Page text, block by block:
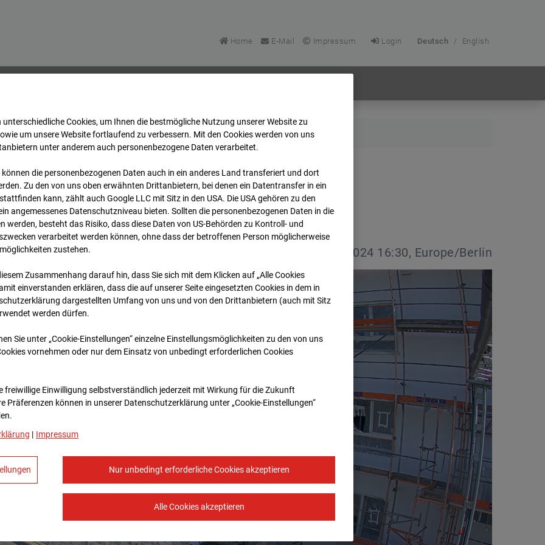
Home E-Mail Impressum Login Deutsch / English
Heddesheim Archiv 2024 08 15 16:30
Heddesheim
15.08.2024 16:30, Europe/Berlin
unterschiedliche Cookies, um Ihnen die best­mögliche Nutzung unserer Website zu
um unsere Website fortlaufend zu verbessern. Mit den Cookies werden von uns
unter anderem auch personenbezogene Daten verarbeitet.
können die personenbezogenen Daten auch in ein anderes Land transferiert und dort
Zu den von uns oben erwähnten Drittanbietern, bei denen ein Datentransfer in ein
kann, zählt auch Google LLC mit Sitz in den USA. Die USA gehören zu den
angemessenes Datenschutzniveau bieten. Sollten die personenbezogenen Daten in die
werden, besteht das Risiko, dass diese Daten von US-Behörden zu Kontroll- und
verarbeitet werden können, ohne dass der betroffenen Person möglicherweise
zustehen.
Zusammenhang darauf hin, dass Sie sich mit dem Klicken auf „Alle Cookies
ein­ver­standen erklären, dass die auf unserer Seite eingesetzten Cookies in dem in
dargestellten Umfang von uns und von den Drittanbietern (auch mit Sitz
werden dürfen.
Sie unter „Cookie-Einstellungen“ einzelne Einstellungsmöglichkeiten zu den von uns
vornehmen oder nur dem Einsatz von unbedingt erforderlichen Cookies
freiwillige Einwilligung selbstverständlich jederzeit mit Wirkung für die Zukunft
Prä­fe­renzen können in unserer Datenschutzerklärung unter „Cookie-Einstellungen“
| Impressum
Nur unbedingt erforderliche Cookies akzeptieren
Alle Cookies akzeptieren